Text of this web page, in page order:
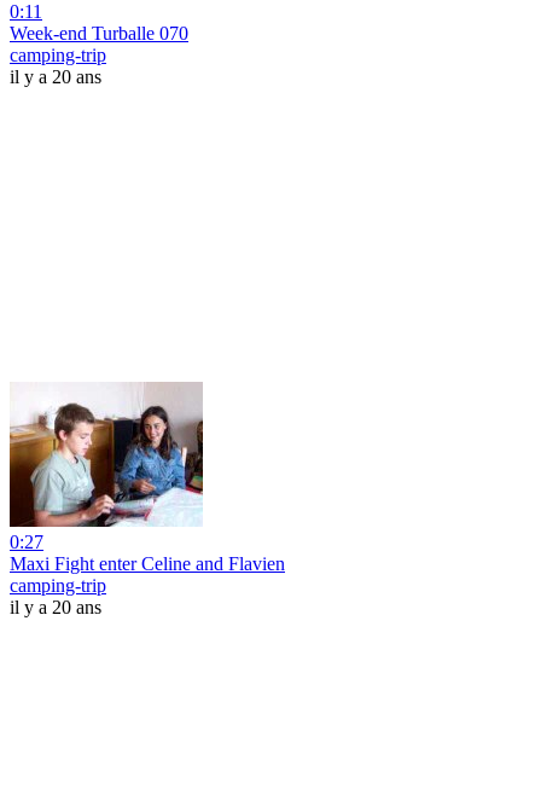
0:11
Week-end Turballe 070
camping-trip
il y a 20 ans
0:27
Maxi Fight enter Celine and Flavien
camping-trip
il y a 20 ans